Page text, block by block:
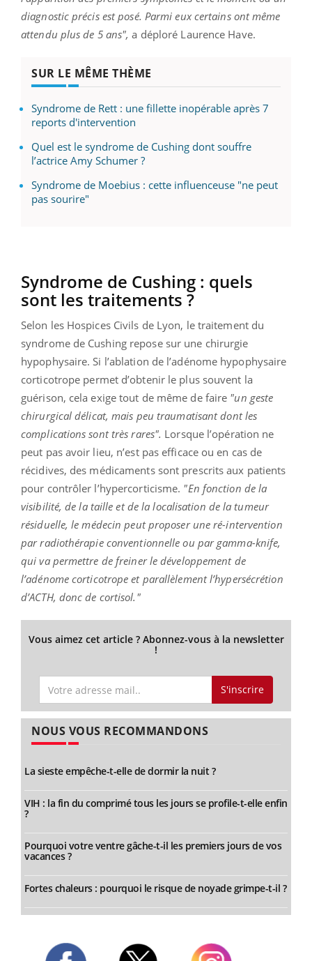
diagnostic précis est posé. Parmi eux certains ont même
attendu plus de 5 ans", a déploré Laurence Have.
SUR LE MÊME THÈME
Syndrome de Rett : une fillette inopérable après 7
reports d'intervention
Quel est le syndrome de Cushing dont souffre
l’actrice Amy Schumer ?
Syndrome de Moebius : cette influenceuse "ne peut
pas sourire"
Syndrome de Cushing : quels
sont les traitements ?
Selon les Hospices Civils de Lyon, le traitement du
syndrome de Cushing repose sur une chirurgie
hypophysaire. Si l’ablation de l’adénome hypophysaire
corticotrope permet d’obtenir le plus souvent la
guérison, cela exige tout de même de faire "un geste
chirurgical délicat, mais peu traumatisant dont les
complications sont très rares". Lorsque l’opération ne
peut pas avoir lieu, n’est pas efficace ou en cas de
récidives, des médicaments sont prescrits aux patients
pour contrôler l’hypercorticisme. "En fonction de la
visibilité, de la taille et de la localisation de la tumeur
résiduelle, le médecin peut proposer une ré-intervention
par radiothérapie conventionnelle ou par gamma-knife,
qui va permettre de freiner le développement de
l’adénome corticotrope et parallèlement l’hypersécrétion
d’ACTH, donc de cortisol."
Vous aimez cet article ? Abonnez-vous à la newsletter
!
S'inscrire
NOUS VOUS RECOMMANDONS
La sieste empêche-t-elle de dormir la nuit ?
VIH : la fin du comprimé tous les jours se profile-t-elle enfin
?
Pourquoi votre ventre gâche-t-il les premiers jours de vos
vacances ?
Fortes chaleurs : pourquoi le risque de noyade grimpe-t-il ?